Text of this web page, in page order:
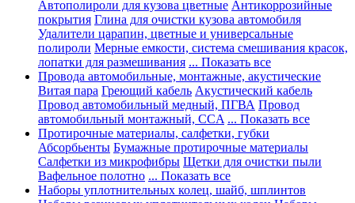
Автополироли для кузова цветные Антикоррозийные
покрытия Глина для очистки кузова автомобиля
Удалители царапин, цветные и универсальные
полироли Мерные емкости, система смешивания красок,
лопатки для размешивания ... Показать все
Провода автомобильные, монтажные, акустические
Витая пара Греющий кабель Акустический кабель
Провод автомобильный медный, ПГВА Провод
автомобильный монтажный, CCA ... Показать все
Протирочные материалы, салфетки, губки
Абсорбьенты Бумажные протирочные материалы
Салфетки из микрофибры Щетки для очистки пыли
Вафельное полотно ... Показать все
Наборы уплотнительных колец, шайб, шплинтов